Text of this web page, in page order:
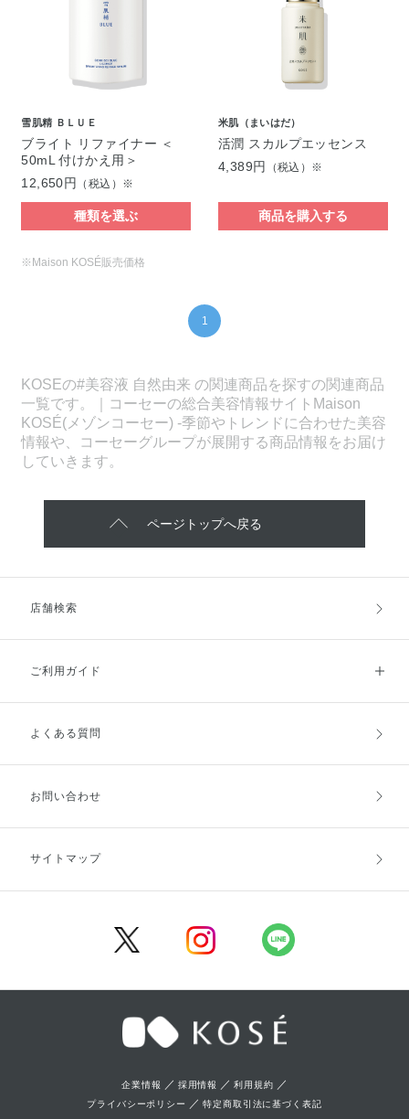
雪肌精 ＢＬＵＥ
ブライト リファイナー ＜
50mL 付けかえ用＞
12,650円 （税込）※
種類を選ぶ
米肌（まいはだ）
活潤 スカルプエッセンス
4,389円
（税込）※
商品を購入する
※Maison KOSÉ販売価格
1
KOSEの#美容液 自然由来 の関連商品を探すの関連商品
一覧です。｜コーセーの総合美容情報サイトMaison
KOSÉ(メゾンコーセー) -季節やトレンドに合わせた美容
情報や、コーセーグループが展開する商品情報をお届け
していきます。
ページトップへ戻る
店舗検索
ご利用ガイド
ご利用ガイドトップ
お支払方法
キャンセル・返品・交換
よくある質問
お問い合わせ
サイトマップ
企業情報 ／ 採用情報 ／利用規約 ／
プライバシーポリシー ／特定商取引法に基づく表記